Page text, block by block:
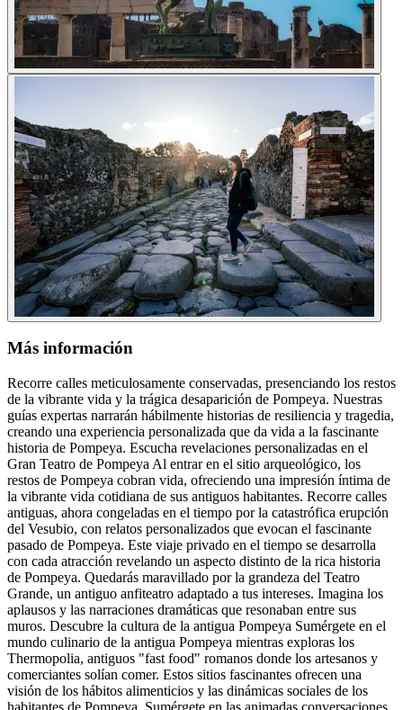
Más información
Recorre calles meticulosamente conservadas, presenciando los restos
de la vibrante vida y la trágica desaparición de Pompeya. Nuestras
guías expertas narrarán hábilmente historias de resiliencia y tragedia,
creando una experiencia personalizada que da vida a la fascinante
historia de Pompeya. Escucha revelaciones personalizadas en el
Gran Teatro de Pompeya Al entrar en el sitio arqueológico, los
restos de Pompeya cobran vida, ofreciendo una impresión íntima de
la vibrante vida cotidiana de sus antiguos habitantes. Recorre calles
antiguas, ahora congeladas en el tiempo por la catastrófica erupción
del Vesubio, con relatos personalizados que evocan el fascinante
pasado de Pompeya. Este viaje privado en el tiempo se desarrolla
con cada atracción revelando un aspecto distinto de la rica historia
de Pompeya. Quedarás maravillado por la grandeza del Teatro
Grande, un antiguo anfiteatro adaptado a tus intereses. Imagina los
aplausos y las narraciones dramáticas que resonaban entre sus
muros. Descubre la cultura de la antigua Pompeya Sumérgete en el
mundo culinario de la antigua Pompeya mientras exploras los
Thermopolia, antiguos "fast food" romanos donde los artesanos y
comerciantes solían comer. Estos sitios fascinantes ofrecen una
visión de los hábitos alimenticios y las dinámicas sociales de los